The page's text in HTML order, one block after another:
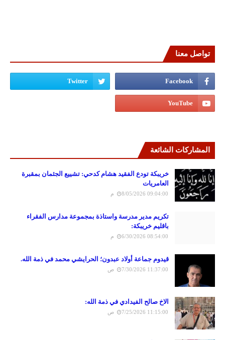
تواصل معنا
المشاركات الشائعة
خريبكة تودع الفقيد هشام كدحي: تشييع الجثمان بمقبرة
العامريات
8/05/2026 09:04:00 م
تكريم مدير مدرسة واستاذة بمجموعة مدارس الفقراء
باقليم خريبكة:
6/30/2026 08:54:00 م
قيدوم جماعة أولاد عبدون؛ الحرايشي محمد في ذمة الله.
7/30/2026 11:37:00 ص
الاخ صالح الفيدادي في ذمة الله:
7/25/2026 11:15:00 ص